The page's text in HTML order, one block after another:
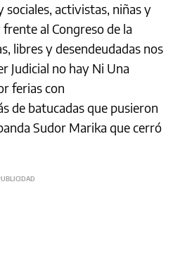
sociales, activistas, niñas y
al Congreso de la
libres y desendeudadas nos
Judicial no hay Ni Una
ferias con
de batucadas que pusieron
Sudor Marika que cerró